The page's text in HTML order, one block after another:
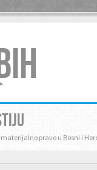
pravo u Bosni i